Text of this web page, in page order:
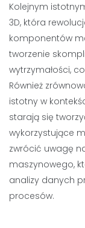
Kolejnym
3D, która
komponentów
tworzenie
wytrzymałości,
Również
istotny w
starają się
wykorzystujące
zwrócić uwagę
maszynowego,
analizy danych
procesów.